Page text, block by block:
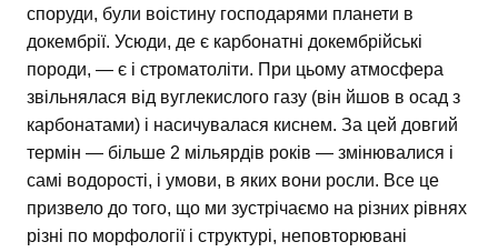
споруди, були воістину господарями планети в
докембрії. Усюди, де є карбонатні докембрійські
породи, — є і строматоліти. При цьому атмосфера
звільнялася від вуглекислого газу (він йшов в осад з
карбонатами) і насичувалася киснем. За цей довгий
термін — більше 2 мільярдів років — змінювалися і
самі водорості, і умови, в яких вони росли. Все це
призвело до того, що ми зустрічаємо на різних рівнях
різні по морфології і структурі, неповторювані